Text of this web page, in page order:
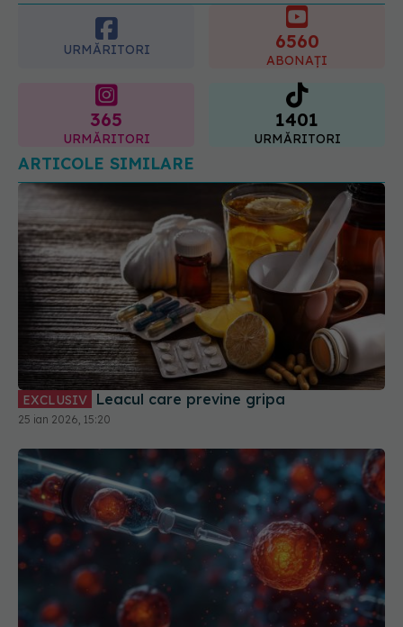
URMĂRITORI 6560
ABONAȚI
365
URMĂRITORI
1401
URMĂRITORI
ARTICOLE SIMILARE
EXCLUSIV Leacul care previne gripa
25 ian 2026, 15:20